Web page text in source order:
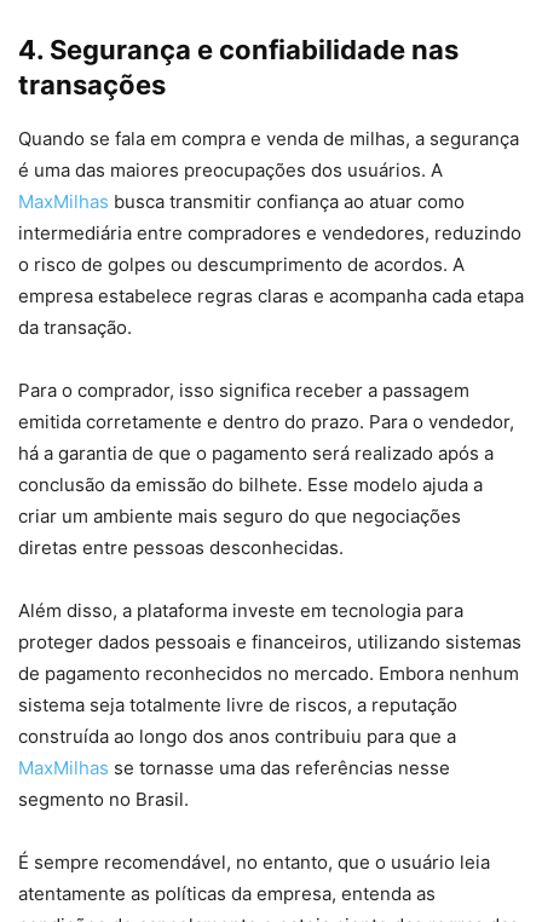
4. Segurança e confiabilidade nas
transações
Quando se fala em compra e venda de milhas, a segurança
é uma das maiores preocupações dos usuários. A
MaxMilhas busca transmitir confiança ao atuar como
intermediária entre compradores e vendedores, reduzindo
o risco de golpes ou descumprimento de acordos. A
empresa estabelece regras claras e acompanha cada etapa
da transação.
Para o comprador, isso significa receber a passagem
emitida corretamente e dentro do prazo. Para o vendedor,
há a garantia de que o pagamento será realizado após a
conclusão da emissão do bilhete. Esse modelo ajuda a
criar um ambiente mais seguro do que negociações
diretas entre pessoas desconhecidas.
Além disso, a plataforma investe em tecnologia para
proteger dados pessoais e financeiros, utilizando sistemas
de pagamento reconhecidos no mercado. Embora nenhum
sistema seja totalmente livre de riscos, a reputação
construída ao longo dos anos contribuiu para que a
MaxMilhas se tornasse uma das referências nesse
segmento no Brasil.
É sempre recomendável, no entanto, que o usuário leia
atentamente as políticas da empresa, entenda as